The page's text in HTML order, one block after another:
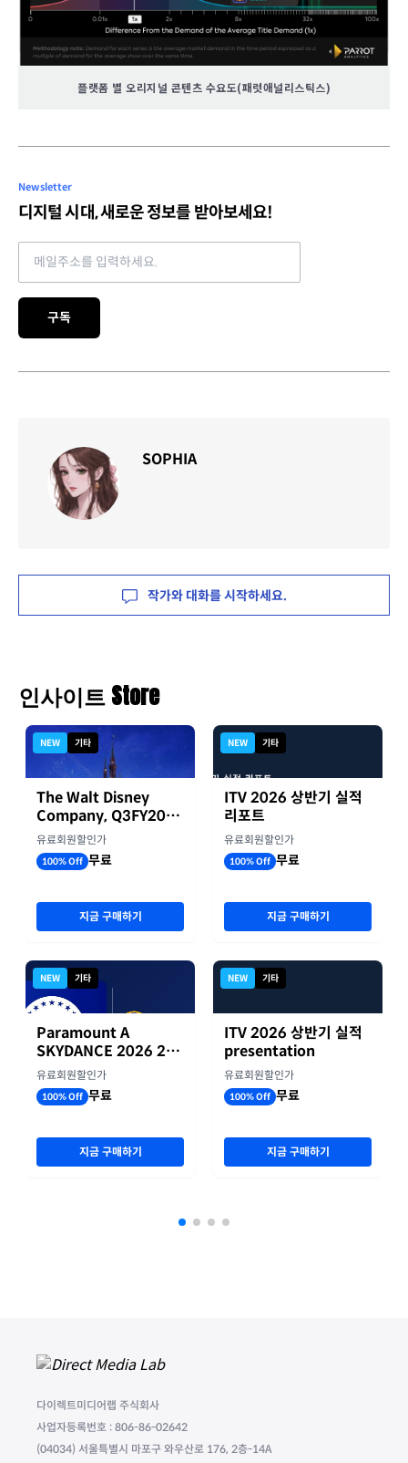
플랫폼 별 오리지널 콘텐츠 수요도(패럿애널리스틱스)
Newsletter
디지털 시대, 새로운 정보를 받아보세요!
Email address
구독
SOPHIA
작가와 대화를 시작하세요.
인사이트 Store
NEW 기타
The Walt Disney
Company, Q3FY2026
실적자료
유료회원할인가
100% Off 무료
지금 구매하기
NEW 기타
Paramount A
SKYDANCE 2026 2분
기 실적
유료회원할인가
100% Off 무료
지금 구매하기
NEW 기타
ITV 2026 상반기 실적
리포트
유료회원할인가
100% Off 무료
지금 구매하기
NEW 기타
ITV 2026 상반기 실적
presentation
유료회원할인가
100% Off 무료
지금 구매하기
다이렉트미디어랩 주식회사
사업자등록번호 : 806-86-02642
(04034) 서울특별시 마포구 와우산로 176, 2층-14A